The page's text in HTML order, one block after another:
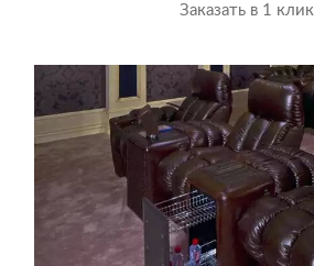
Заказать в 1 клик